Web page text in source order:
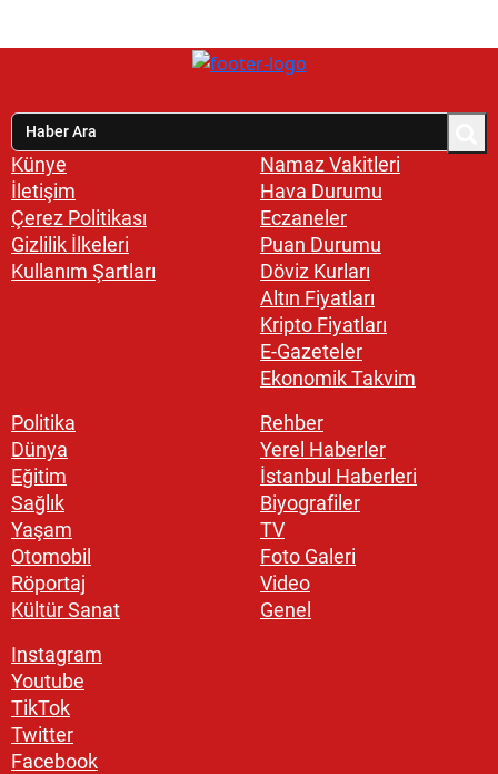
Künye
İletişim
Çerez Politikası
Gizlilik İlkeleri
Kullanım Şartları
Namaz Vakitleri
Hava Durumu
Eczaneler
Puan Durumu
Döviz Kurları
Altın Fiyatları
Kripto Fiyatları
E-Gazeteler
Ekonomik Takvim
Politika
Dünya
Eğitim
Sağlık
Yaşam
Otomobil
Röportaj
Kültür Sanat
Rehber
Yerel Haberler
İstanbul Haberleri
Biyografiler
TV
Foto Galeri
Video
Genel
Instagram
Youtube
TikTok
Twitter
Facebook